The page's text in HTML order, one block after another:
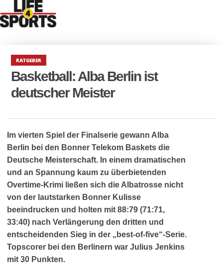
RATGEBER
Basketball: Alba Berlin ist
deutscher Meister
Im vierten Spiel der Finalserie gewann Alba
Berlin bei den Bonner Telekom Baskets die
Deutsche Meisterschaft. In einem dramatischen
und an Spannung kaum zu überbietenden
Overtime-Krimi ließen sich die Albatrosse nicht
von der lautstarken Bonner Kulisse
beeindrucken und holten mit 88:79 (71:71,
33:40) nach Verlängerung den dritten und
entscheidenden Sieg in der „best-of-five“-Serie.
Topscorer bei den Berlinern war Julius Jenkins
mit 30 Punkten.